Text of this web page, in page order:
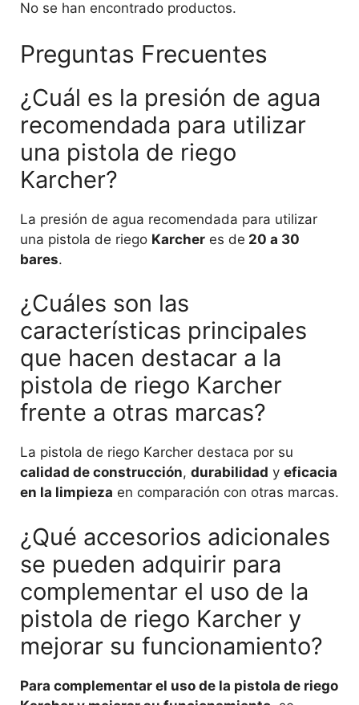
No se han encontrado productos.
Preguntas Frecuentes
¿Cuál es la presión de agua
recomendada para utilizar
una pistola de riego
Karcher?
La presión de agua recomendada para utilizar
una pistola de riego Karcher es de 20 a 30
bares.
¿Cuáles son las
características principales
que hacen destacar a la
pistola de riego Karcher
frente a otras marcas?
La pistola de riego Karcher destaca por su
calidad de construcción, durabilidad y eficacia
en la limpieza en comparación con otras marcas.
¿Qué accesorios adicionales
se pueden adquirir para
complementar el uso de la
pistola de riego Karcher y
mejorar su funcionamiento?
Para complementar el uso de la pistola de riego